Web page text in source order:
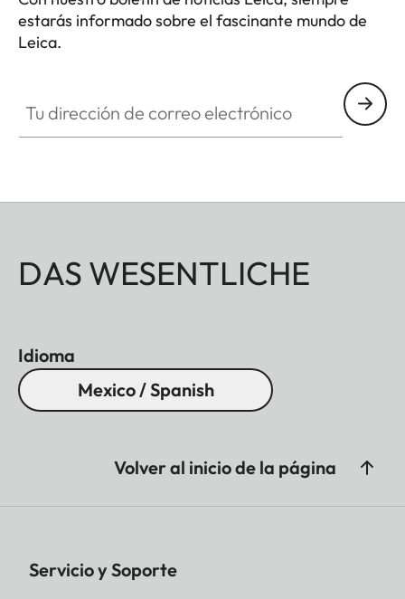
estarás informado sobre el fascinante mundo de
Leica.
DAS WESENTLICHE
Idioma
Mexico / Spanish
Volver al inicio de la página
Servicio y Soporte